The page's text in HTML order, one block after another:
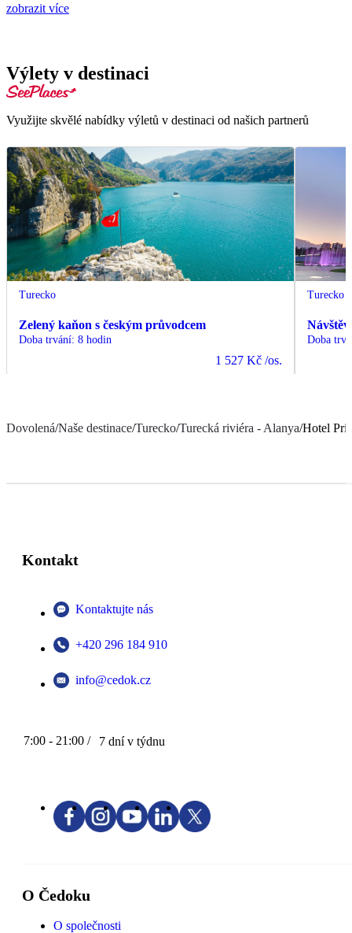
zobrazit více
Výlety v destinaci
Využijte skvělé nabídky výletů v destinaci od našich partnerů
Turecko
Zelený kaňon s českým průvodcem
Doba trvání: 8 hodin
1 527 Kč /os.
Turecko
Doba
Dovolená/Naše destinace/Turecko/Turecká riviéra - Alanya/Hotel
Kontakt
Kontaktujte nás
+420 296 184 910
info@cedok.cz
7:00 - 21:00 / 7 dní v týdnu
O Čedoku
O společnosti